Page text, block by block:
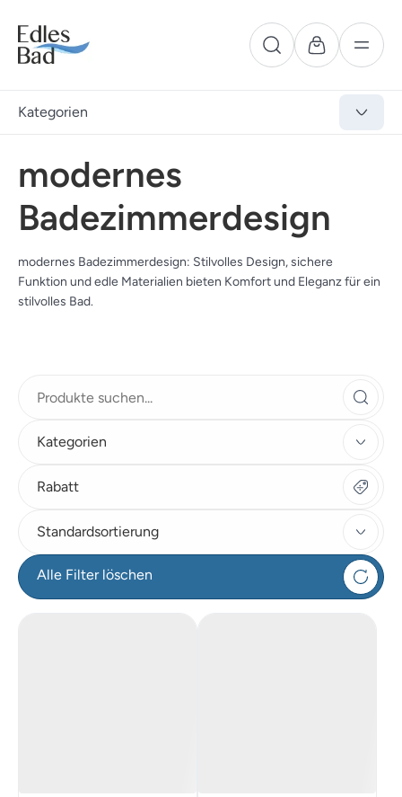
Kategorien
modernes
Badezimmerdesign
modernes Badezimmerdesign: Stilvolles Design, sichere
Funktion und edle Materialien bieten Komfort und Eleganz für ein
stilvolles Bad.
Kategorien
Rabatt
Standardsortierung
Alle Filter löschen